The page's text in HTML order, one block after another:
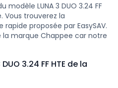
LUNA 3 DUO 3.24 FF
Vous trouverez la
proposée par EasySAV.
la marque Chappee car notre
3.24 FF HTE de la